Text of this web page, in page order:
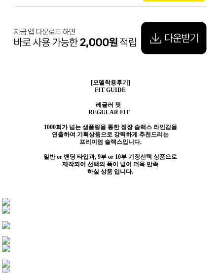
[모델착용후기]
FIT GUIDE
레귤러 핏
REGULAR FIT
1000회가 넘는 샘플링을 통한 정장 슬랙스 라인감을
연출하여 기획상품으로 강력하게 추천드리는
프리미엄 슬랙스입니다.
일반 or 밴딩 타입과, 9부 or 10부 기장선택 상품으로
제작되어 선택의 폭이 넓어 더욱 만족
하실 상품 입니다.